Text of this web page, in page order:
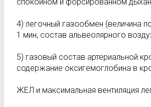
4) легочный газообмен (величина
1 мин, состав альвеолярного
5) газовый состав артериальной
содержание оксигемоглобина в
ЖЕЛ и максимальная вентиляция